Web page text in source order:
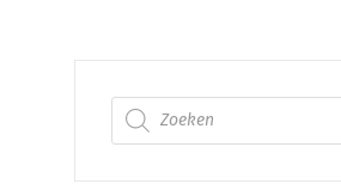
Producten zoeken